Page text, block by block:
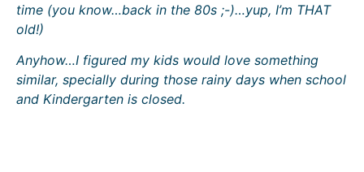
time (you know…back in the 80s ;-)…yup, I’m THAT
old!)
Anyhow…I figured my kids would love something
similar, specially during those rainy days when school
and Kindergarten is closed.